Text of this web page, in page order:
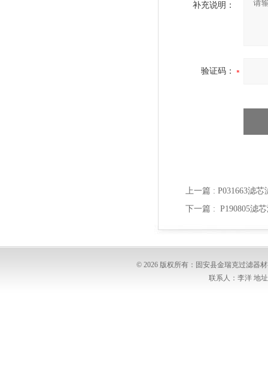
补充说明：
验证码：
上一篇 : P031663滤
下一篇 : P190805滤
© 2026 版权所有：固安县金瑞克过滤器
联系人：李洋 地